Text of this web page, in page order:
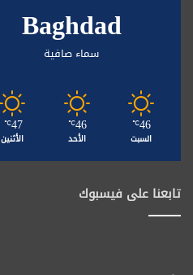
Baghdad
سماء صافية
46
℃
السبت
46
℃
الأحد
47
℃
الأثنين
تابعنا على فيسبوك